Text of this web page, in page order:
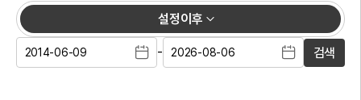
설정이후
- 검색